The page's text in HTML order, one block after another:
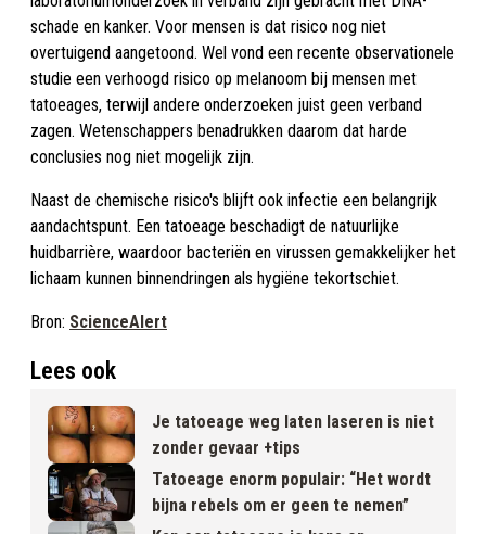
schade en kanker. Voor mensen is dat risico nog niet
overtuigend aangetoond. Wel vond een recente observationele
studie een verhoogd risico op melanoom bij mensen met
tatoeages, terwijl andere onderzoeken juist geen verband
zagen. Wetenschappers benadrukken daarom dat harde
conclusies nog niet mogelijk zijn.
Naast de chemische risico's blijft ook infectie een belangrijk
aandachtspunt. Een tatoeage beschadigt de natuurlijke
huidbarrière, waardoor bacteriën en virussen gemakkelijker het
lichaam kunnen binnendringen als hygiëne tekortschiet.
Bron: ScienceAlert
Lees ook
Je tatoeage weg laten laseren is niet
zonder gevaar +tips
Tatoeage enorm populair: “Het wordt
bijna rebels om er geen te nemen”